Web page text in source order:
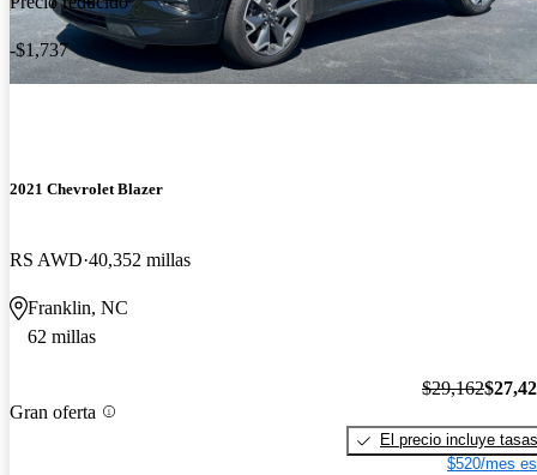
-$1,737
2021 Chevrolet Blazer
RS AWD 40,352 millas
Franklin, NC
62 millas
Gran oferta
$29,162
El precio incluye tasas
$520/mes